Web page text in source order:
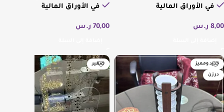
في الأوراق المالية
8,00 ر.س
في الأوراق المالية
70,00 ر.س
جديد ومميز
درزن
صغير